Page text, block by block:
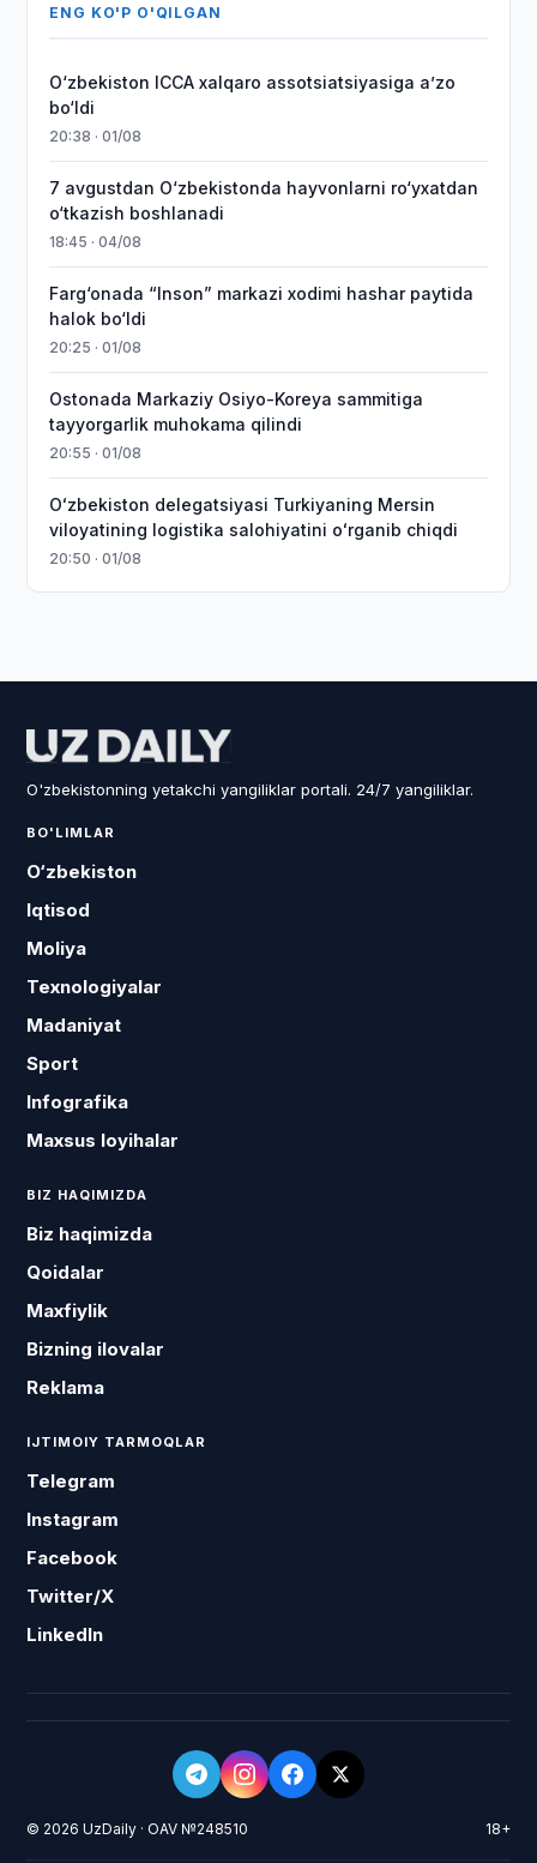
ENG KO'P O'QILGAN
O‘zbekiston ICCA xalqaro assotsiatsiyasiga aʼzo
bo‘ldi
20:38 · 01/08
7 avgustdan O‘zbekistonda hayvonlarni ro‘yxatdan
o‘tkazish boshlanadi
18:45 · 04/08
Farg‘onada “Inson” markazi xodimi hashar paytida
halok bo‘ldi
20:25 · 01/08
Ostonada Markaziy Osiyo-Koreya sammitiga
tayyorgarlik muhokama qilindi
20:55 · 01/08
Oʻzbekiston delegatsiyasi Turkiyaning Mersin
viloyatining logistika salohiyatini oʻrganib chiqdi
20:50 · 01/08
O'zbekistonning yetakchi yangiliklar portali. 24/7 yangiliklar.
BO'LIMLAR
O‘zbekiston
Iqtisod
Moliya
Texnologiyalar
Madaniyat
Sport
Infografika
Maxsus loyihalar
BIZ HAQIMIZDA
Biz haqimizda
Qoidalar
Maxfiylik
Bizning ilovalar
Reklama
IJTIMOIY TARMOQLAR
Telegram
Instagram
Facebook
Twitter/X
LinkedIn
© 2026 UzDaily · OAV №248510 18+